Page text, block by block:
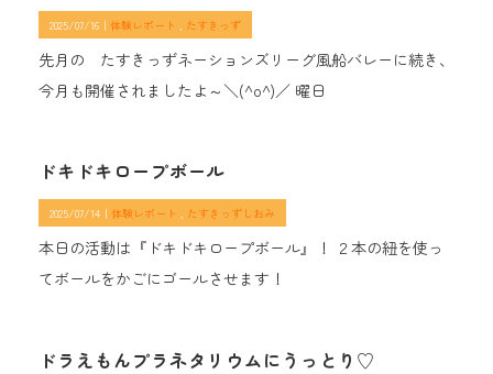
2025/07/16｜ 体験レポート たすきっず
先月の たすきっずネーションズリーグ風船バレーに続き、
今月も開催されましたよ～＼(^o^)／ 曜日
ドキドキロープボール
2025/07/14｜ 体験レポート たすきっずしおみ
本日の活動は『ドキドキロープボール』！ ２本の紐を使っ
てボールをかごにゴールさせます！
ドラえもんプラネタリウムにうっとり♡